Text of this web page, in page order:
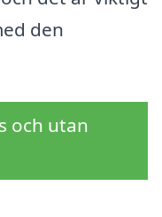
den
och utan